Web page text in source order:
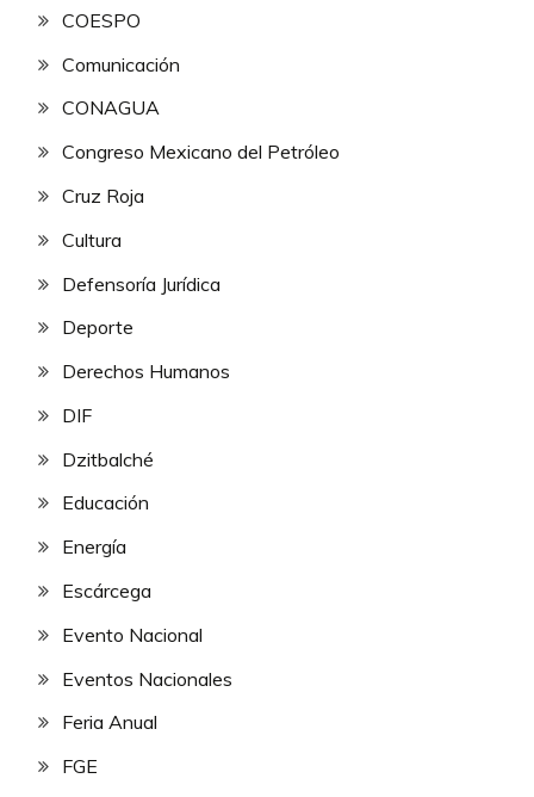
COESPO
Comunicación
CONAGUA
Congreso Mexicano del Petróleo
Cruz Roja
Cultura
Defensoría Jurídica
Deporte
Derechos Humanos
DIF
Dzitbalché
Educación
Energía
Escárcega
Evento Nacional
Eventos Nacionales
Feria Anual
FGE